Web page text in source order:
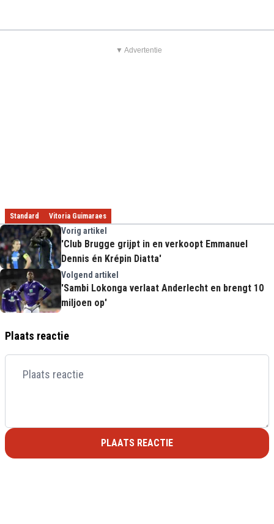
▼ Advertentie
Standard Vitoria Guimaraes
Vorig artikel
'Club Brugge grijpt in en verkoopt Emmanuel
Dennis én Krépin Diatta'
Volgend artikel
'Sambi Lokonga verlaat Anderlecht en brengt 10
miljoen op'
Plaats reactie
PLAATS REACTIE